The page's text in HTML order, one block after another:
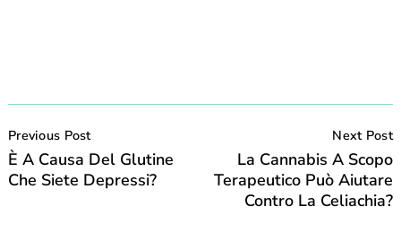
Navigation
Previous Post
È A Causa Del Glutine
Che Siete Depressi?
Next Post
La Cannabis A Scopo
Terapeutico Può Aiutare
Contro La Celiachia?